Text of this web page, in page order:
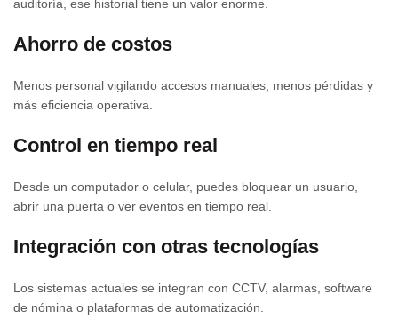
auditoría, ese historial tiene un valor enorme.
Ahorro de costos
Menos personal vigilando accesos manuales, menos pérdidas y
más eficiencia operativa.
Control en tiempo real
Desde un computador o celular, puedes bloquear un usuario,
abrir una puerta o ver eventos en tiempo real.
Integración con otras tecnologías
Los sistemas actuales se integran con CCTV, alarmas, software
de nómina o plataformas de automatización.